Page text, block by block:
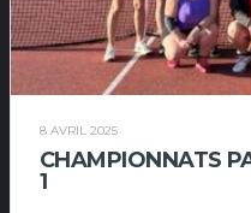
8 AVRIL 2025
CHAMPIONNATS
1